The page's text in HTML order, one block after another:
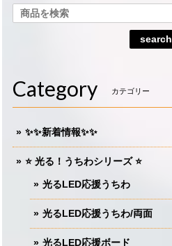
search
Category カテゴリー
✨✨新着情報✨✨
⭐️ 光る！うちわシリーズ ⭐️
光るLED応援うちわ
光るLED応援うちわ/両面
光るLED応援ボード